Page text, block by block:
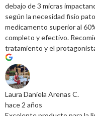
debajo de 3 micras
según la necesidad fisio
medicamento superior al
completo y efectivo.
tratamiento y el
Laura Daniela Arenas C.
hace 2 años